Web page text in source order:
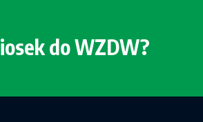
do WZDW?